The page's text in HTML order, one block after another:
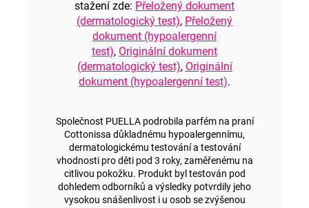
stažení zde: Přeložený dokument
(dermatologický test), Přeložený
dokument (hypoalergenní
test), Originální dokument
(dermatologický test), Originální
dokument (hypoalergenní test).
Společnost PUELLA podrobila parfém na praní
Cottonissa důkladnému hypoalergennímu,
dermatologickému testování a testování
vhodnosti pro děti pod 3 roky, zaměřenému na
citlivou pokožku. Produkt byl testován pod
dohledem odborníků a výsledky potvrdily jeho
vysokou snášenlivost i u osob se zvýšenou